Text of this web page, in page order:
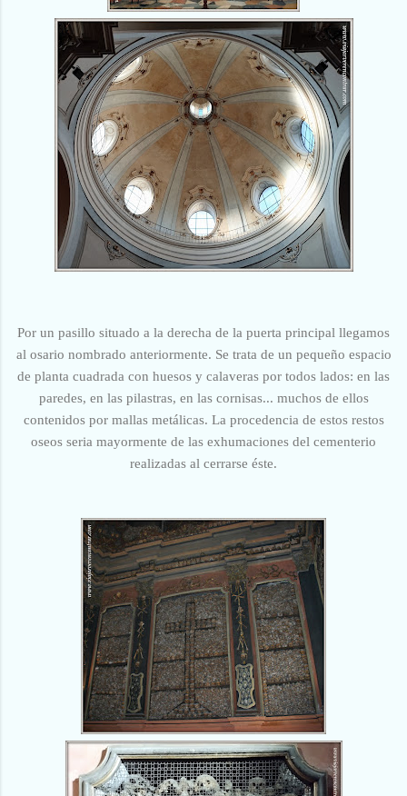
Por un pasillo situado a la derecha de la puerta principal llegamos
al osario nombrado anteriormente. Se trata de un pequeño espacio
de planta cuadrada con huesos y calaveras por todos lados: en las
paredes, en las pilastras, en las cornisas... muchos de ellos
contenidos por mallas metálicas. La procedencia de estos restos
oseos seria mayormente de las exhumaciones del cementerio
realizadas al cerrarse éste.